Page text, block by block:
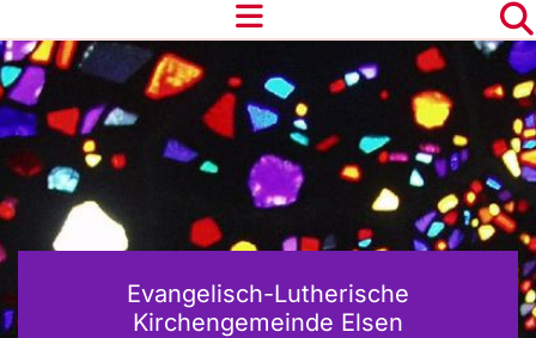
Evangelisch-Lutherische
Kirchengemeinde Elsen